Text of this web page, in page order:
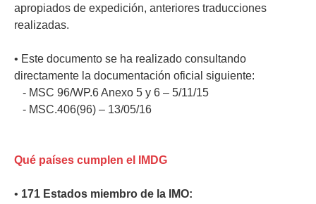
apropiados de expedición, anteriores traducciones
realizadas.
• Este documento se ha realizado consultando
directamente la documentación oficial siguiente:
- MSC 96/WP.6 Anexo 5 y 6 – 5/11/15
- MSC.406(96) – 13/05/16
Qué países cumplen el IMDG
• 171 Estados miembro de la IMO: